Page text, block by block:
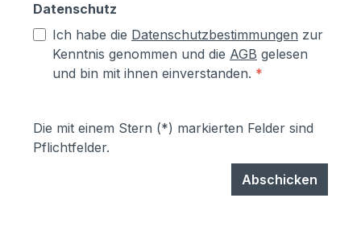
lösungsmittelfreie Pulverlackierung (z.T.
auch Kunststoffbeschichtung genannt) mit
Polyesterpulver in Fassadenqualität, dies
garantiert UV- und Wetterbeständigkeit-
Datenschutz
Ich habe die Datenschutzbestimmungen zur
Kenntnis genommen und die AGB gelesen
und bin mit ihnen einverstanden. *
Die mit einem Stern (*) markierten Felder sind
Pflichtfelder.
Abschicken